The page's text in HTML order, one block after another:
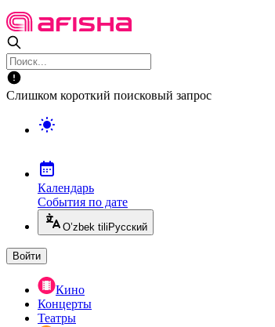
Слишком короткий поисковый запрос
Календарь
События по дате
O’zbek tili Русский
Войти
Кино
Концерты
Театры